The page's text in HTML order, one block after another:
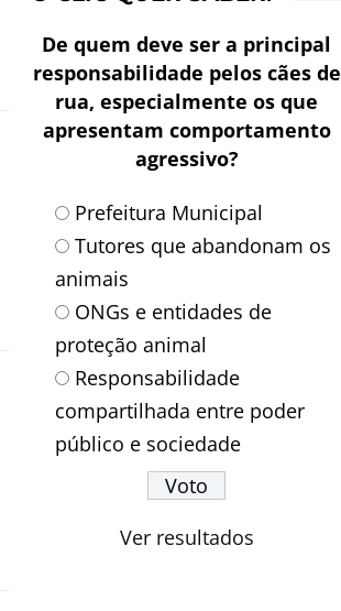
De quem deve ser a principal
responsabilidade pelos cães de
rua, especialmente os que
apresentam comportamento
agressivo?
Prefeitura Municipal
Tutores que abandonam os
animais
ONGs e entidades de
proteção animal
Responsabilidade
compartilhada entre poder
público e sociedade
Ver resultados